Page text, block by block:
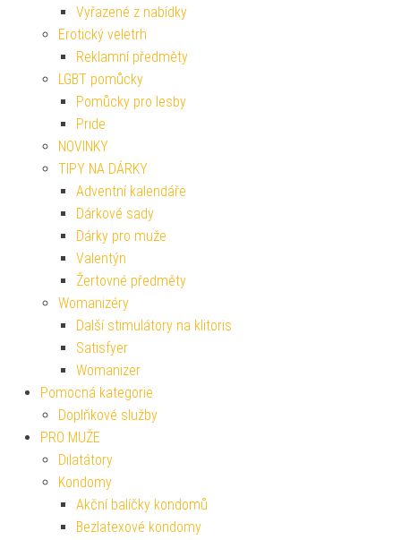
Vyřazené z nabídky
Erotický veletrh
Reklamní předměty
LGBT pomůcky
Pomůcky pro lesby
Pride
NOVINKY
TIPY NA DÁRKY
Adventní kalendáře
Dárkové sady
Dárky pro muže
Valentýn
Žertovné předměty
Womanizéry
Další stimulátory na klitoris
Satisfyer
Womanizer
Pomocná kategorie
Doplňkové služby
PRO MUŽE
Dilatátory
Kondomy
Akční balíčky kondomů
Bezlatexové kondomy